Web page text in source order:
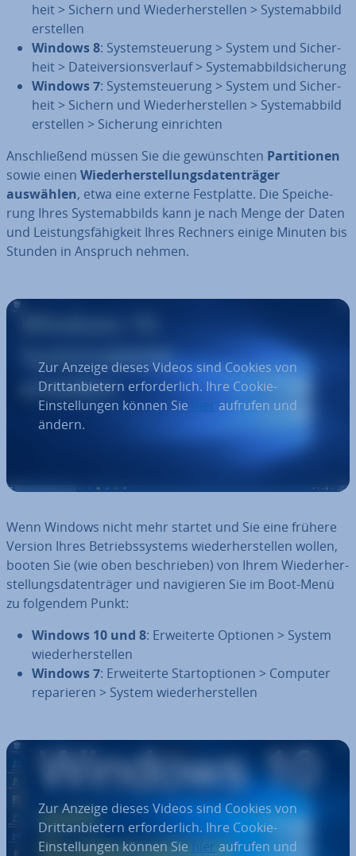
heit > Sichern und Wie­der­her­stel­len > Sys­tem­ab­bild
erstellen
Windows 8: Sys­tem­steue­rung > System und Si­cher­
heit > Da­tei­ver­si­ons­ver­lauf > Sys­tem­ab­bild­si­che­rung
Windows 7: Sys­tem­steue­rung > System und Si­cher­
heit > Sichern und Wie­der­her­stel­len > Sys­tem­ab­bild
erstellen > Sicherung ein­rich­ten
An­schlie­ßend müssen Sie die ge­wünsch­ten Par­ti­tio­nen
sowie einen Wie­der­her­stel­lungs­da­ten­trä­ger
auswählen, etwa eine externe Fest­plat­te. Die Spei­che­
rung Ihres Sys­tem­ab­bilds kann je nach Menge der Daten
und Leis­tungs­fä­hig­keit Ihres Rechners einige Minuten bis
Stunden in Anspruch nehmen.
Zur Anzeige dieses Videos sind Cookies von
Drittanbietern erforderlich. Ihre Cookie-
Einstellungen können Sie
hier aufrufen und
ändern.
Wenn Windows nicht mehr startet und Sie eine frühere
Version Ihres Be­triebs­sys­tems wie­der­her­stel­len wollen,
booten Sie (wie oben be­schrie­ben) von Ihrem Wie­der­her­
stel­lungs­da­ten­trä­ger und na­vi­gie­ren Sie im Boot-Menü
zu folgendem Punkt:
Windows 10 und 8: Er­wei­ter­te Optionen > System
wie­der­her­stel­len
Windows 7: Er­wei­ter­te Start­op­tio­nen > Computer
re­pa­rie­ren > System wie­der­her­stel­len
Zur Anzeige dieses Videos sind Cookies von
Drittanbietern erforderlich. Ihre Cookie-
Einstellungen können Sie hier aufrufen und